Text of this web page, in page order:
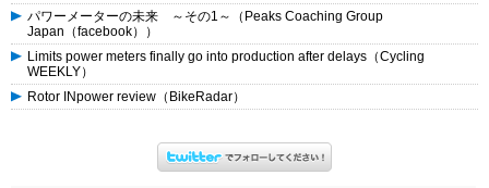
パワーメーターの未来 ～その1～（Peaks Coaching Group
Japan（facebook））
Limits power meters finally go into production after delays（Cycling
WEEKLY）
Rotor INpower review（BikeRadar）